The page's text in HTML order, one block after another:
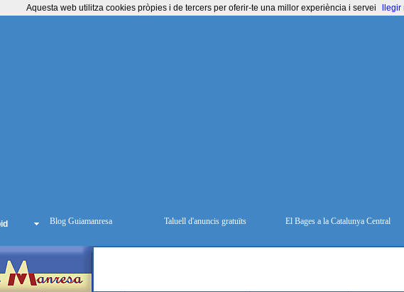
Aquesta web utilitza cookies pròpies i de tercers per oferir-te una millor experiència i servei